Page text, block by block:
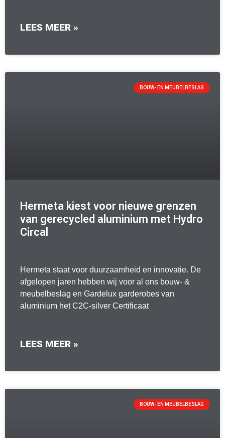
LEES MEER »
BOUW- EN MEUBELBESLAG
Hermeta kiest voor nieuwe grenzen
van gerecycled aluminium met Hydro
Circal
Hermeta staat voor duurzaamheid en innovatie. De
afgelopen jaren hebben wij voor al ons bouw- &
meubelbeslag en Gardelux garderobes van
aluminium het C2C-silver Certificaat
LEES MEER »
BOUW- EN MEUBELBESLAG